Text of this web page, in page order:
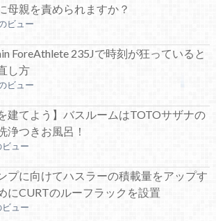
母親を責められますか？
ビュー
ForeAthlete 235Jで時刻が狂っていると
し方
ビュー
を建てよう】バスルームはTOTOサザナの
浄つきお風呂！
ュー
プに向けてハスラーの積載量をアップす
にCURTのルーフラックを設置
ュー